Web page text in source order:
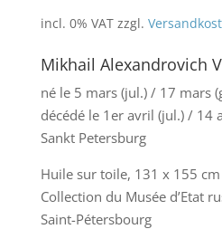
incl. 0% VAT zzgl.
Mikhail Alexandrovich
né le 5 mars (jul.) / 17 mars
décédé le 1er avril (jul.) / 14
Sankt Petersburg
Huile sur toile, 131 x 155 cm
Collection du Musée d’Etat
Saint-Pétersbourg